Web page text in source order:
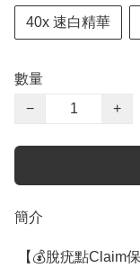
40x 速白精華
數量
−
+
簡介